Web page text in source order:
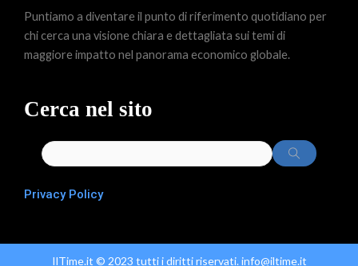
Puntiamo a diventare il punto di riferimento quotidiano per
chi cerca una visione chiara e dettagliata sui temi di
maggiore impatto nel panorama economico globale.
Cerca nel sito
Privacy Policy
IlTime.it © 2023 tutti i diritti riservati. info@iltime.it